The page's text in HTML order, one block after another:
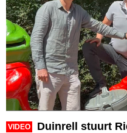
VIDEO
Duinrell stuurt